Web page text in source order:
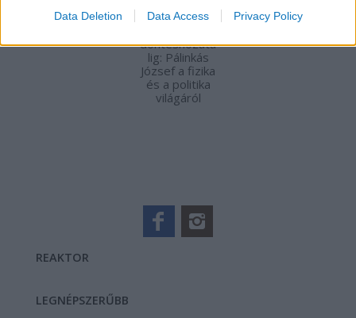
Data Deletion Data Access Privacy Policy
döntéshozata
lig: Pálinkás
József a fizika
és a politika
világáról
REAKTOR
LEGNÉPSZERŰBB